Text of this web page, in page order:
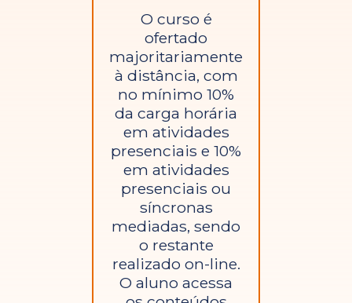
O curso é
ofertado
majoritariamente
à distância, com
no mínimo 10%
da carga horária
em atividades
presenciais e 10%
em atividades
presenciais ou
síncronas
mediadas, sendo
o restante
realizado on-line.
O aluno acessa